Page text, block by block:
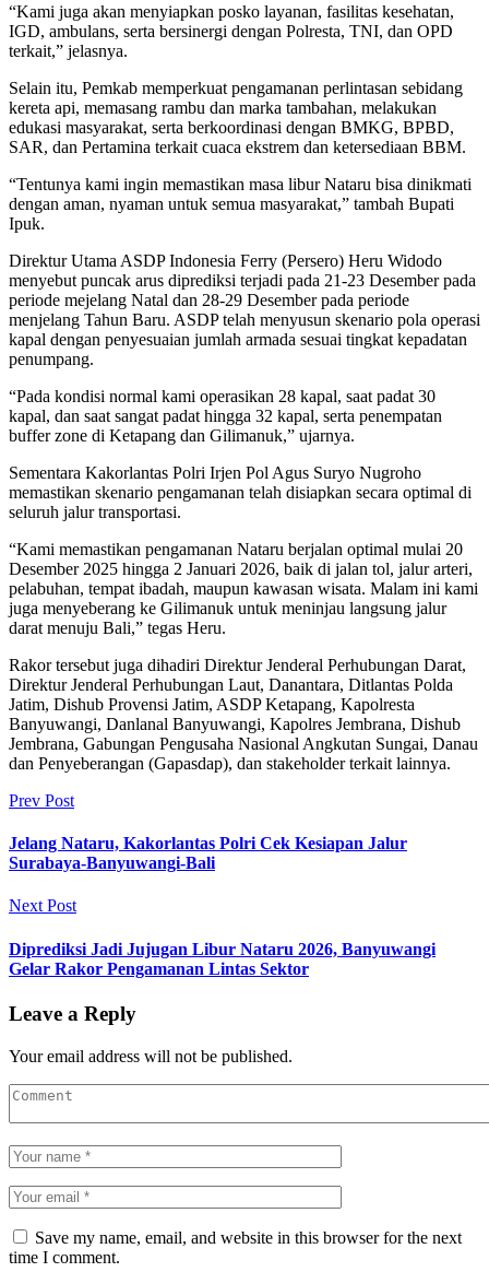
“Kami juga akan menyiapkan posko layanan, fasilitas kesehatan,
IGD, ambulans, serta bersinergi dengan Polresta, TNI, dan OPD
terkait,” jelasnya.
Selain itu, Pemkab memperkuat pengamanan perlintasan sebidang
kereta api, memasang rambu dan marka tambahan, melakukan
edukasi masyarakat, serta berkoordinasi dengan BMKG, BPBD,
SAR, dan Pertamina terkait cuaca ekstrem dan ketersediaan BBM.
“Tentunya kami ingin memastikan masa libur Nataru bisa dinikmati
dengan aman, nyaman untuk semua masyarakat,” tambah Bupati
Ipuk.
Direktur Utama ASDP Indonesia Ferry (Persero) Heru Widodo
menyebut puncak arus diprediksi terjadi pada 21-23 Desember pada
periode mejelang Natal dan 28-29 Desember pada periode
menjelang Tahun Baru. ASDP telah menyusun skenario pola operasi
kapal dengan penyesuaian jumlah armada sesuai tingkat kepadatan
penumpang.
“Pada kondisi normal kami operasikan 28 kapal, saat padat 30
kapal, dan saat sangat padat hingga 32 kapal, serta penempatan
buffer zone di Ketapang dan Gilimanuk,” ujarnya.
Sementara Kakorlantas Polri Irjen Pol Agus Suryo Nugroho
memastikan skenario pengamanan telah disiapkan secara optimal di
seluruh jalur transportasi.
“Kami memastikan pengamanan Nataru berjalan optimal mulai 20
Desember 2025 hingga 2 Januari 2026, baik di jalan tol, jalur arteri,
pelabuhan, tempat ibadah, maupun kawasan wisata. Malam ini kami
juga menyeberang ke Gilimanuk untuk meninjau langsung jalur
darat menuju Bali,” tegas Heru.
Rakor tersebut juga dihadiri Direktur Jenderal Perhubungan Darat,
Direktur Jenderal Perhubungan Laut, Danantara, Ditlantas Polda
Jatim, Dishub Provensi Jatim, ASDP Ketapang, Kapolresta
Banyuwangi, Danlanal Banyuwangi, Kapolres Jembrana, Dishub
Jembrana, Gabungan Pengusaha Nasional Angkutan Sungai, Danau
dan Penyeberangan (Gapasdap), dan stakeholder terkait lainnya.
Prev Post
Jelang Nataru, Kakorlantas Polri Cek Kesiapan Jalur
Surabaya-Banyuwangi-Bali
Next Post
Diprediksi Jadi Jujugan Libur Nataru 2026, Banyuwangi
Gelar Rakor Pengamanan Lintas Sektor
Leave a Reply
Your email address will not be published.
Save my name, email, and website in this browser for the next
time I comment.